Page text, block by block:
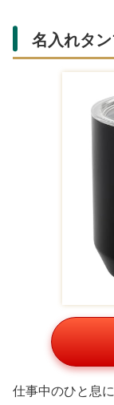
名入れタ
仕事中のひと息